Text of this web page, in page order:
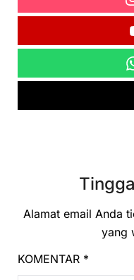
Alamat email Anda
yang
KOMENTAR *